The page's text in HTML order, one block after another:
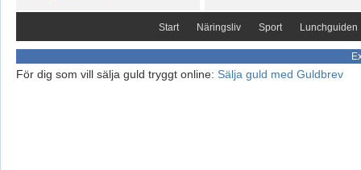
Start Näringsliv Sport Lunchguiden
För dig som vill sälja guld tryggt online: Sälja guld med Guldbrev